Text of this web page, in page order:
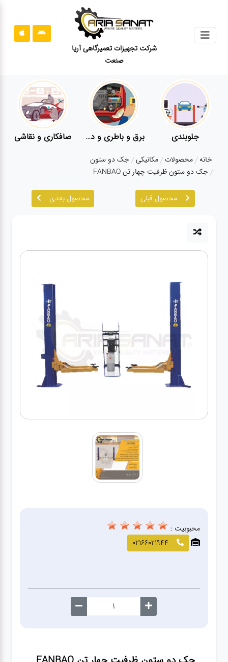
شرکت تجهیزات تعمیرگاهی آریا
صنعت
قوانین
سایت
ارتباط
درباره
ما
آپاراتی
دیاگ
لوازم
معاینه
جلوبندی برق و باطری و دیاگ صافکاری و نقاشی
خانه محصولات مکانیکی جک دو ستون
جک دو ستون ظرفیت چهار تن FANBAO
محصول قبلی محصول بعدی
محبوبیت :
02166021944